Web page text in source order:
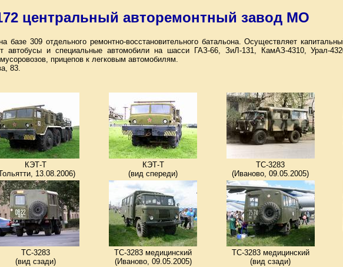
центральный авторемонтный завод МО
базе 309 отдельного ремонтно-восстановительного батальона. Осуществляет
автобусы и специальные автомобили на шасси ГАЗ-66, ЗиЛ-131, КамАЗ-4310, Урал-
прицепов к легковым автомобилям.
83.
КЭТ-Т
13.08.2006)
КЭТ-Т
(вид спереди)
ТС-3283
(Иваново, 09.05.2005)
ТС-3283
(вид сзади)
ТС-3283 медицинский
(Иваново, 09.05.2005)
ТС-3283 медицинский
(вид сзади)